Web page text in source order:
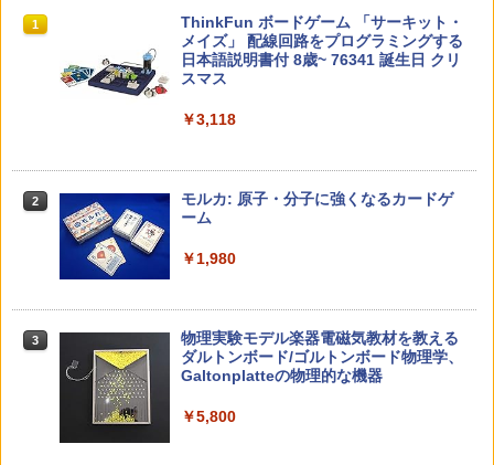
1 先生のためのGoogle AI完全攻略図鑑
￥-
￥2,200
3
カウンセリングとは何か 変化するという
こと (講談社現代新書 2787)
1
Amazon Fire HD 10 キッズモデル (10イ
ンチ) ピンク 対象年齢3歳から 数千点の
キッズコンテンツが1年間使い放題
何回も書ける! れんしゅうボード ひらが
な・カタカナ・すうじ・ABC 3歳以上 知
【くもん出版公式特別セット】くもん出
版(KUMON PUBLISHING) くもんの日本
知育玩具 おもちゃ 5歳以上 KUMON PN-
1
タッチペンで音が聞ける!はじめてずかん
1000 英語つき ([バラエティ])
￥5,478
2
中学英語をもう一度ひとつひとつわかり
￥2,750
￥4,290
1
ThinkFun ボードゲーム 「サーキット・
メイズ」 配線回路をプログラミングする
日本語説明書付 8歳~ 76341 誕生日 クリ
スマス
￥3,118
2
モルカ: 原子・分子に強くなるカードゲ
ーム
￥1,980
3
物理実験モデル楽器電磁気教材を教える
ダルトンボード/ゴルトンボード物理学、
Galtonplatteの物理的な機器
￥5,800